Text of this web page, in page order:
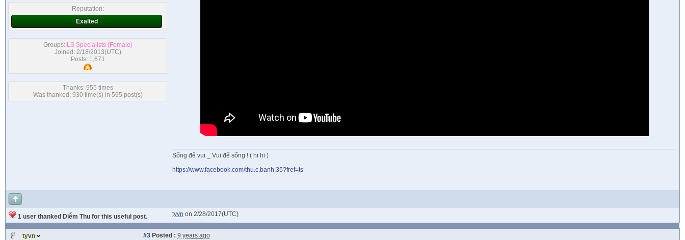
Reputation:
Exalted
Groups: LS Specialists (Female)
Joined: 2/18/2013(UTC)
Posts: 1,671
Thanks: 955 times
Was thanked: 930 time(s) in 595 post(s)
Sống để vui _ Vui để sống ! ( hi hi )
https://www.facebook.com/thu.c.banh.35?fref=ts
1 user thanked Diễm Thu for this useful post. tyvn on 2/28/2017(UTC)
tyvn #3 Posted : 9 years ago